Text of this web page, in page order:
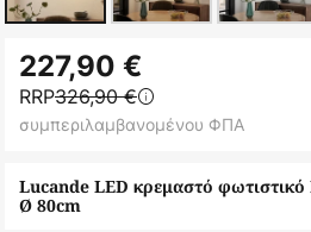
στην
αρχή
της
εικόνων
Lucande LED κρεμαστό
Ø 80cm
227,90 €
RRP326,90 €
συμπεριλαμβανομένου ΦΠΑ